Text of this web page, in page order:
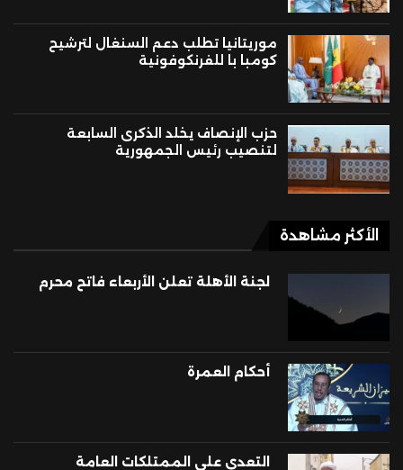
موريتانيا تطلب دعم السنغال لترشيح
كومبا با للفرنكوفونية
حزب الإنصاف يخلد الذكرى السابعة
لتنصيب رئيس الجمهورية
الأكثر مشاهدة
لجنة الأهلة تعلن الأربعاء فاتح محرم
أحكام العمرة
التعدي على الممتلكات العامة